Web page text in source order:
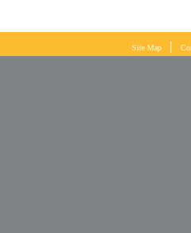
Site Map |